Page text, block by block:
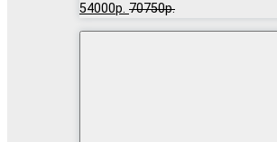
54000р. 70750р.